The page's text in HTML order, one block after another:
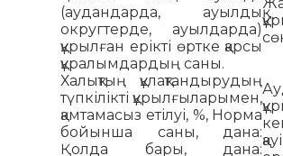
(аудандарда, ауылдық
округтерде, ауылдарда)
құрылған ерікті өртке қарсы
құралымдардың саны.
Халықтың құлақтандырудың
түпкілікті құрылғыларымен,
қамтамасыз етілуі, %, Норма
бойынша саны, дана:
Қолда бары, дана: